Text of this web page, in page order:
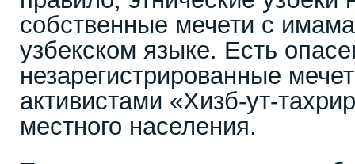
собственные мечети с
узбекском языке. Есть
незарегистрированные
активистами «Хизб-ут-
местного населения.